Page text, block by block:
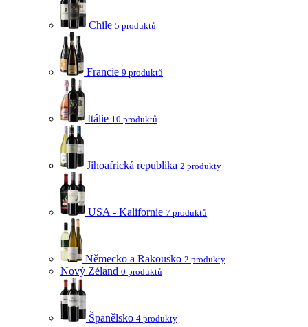
Chile 5 produktů
Francie 9 produktů
Itálie 10 produktů
Jihoafrická republika 2 produkty
USA - Kalifornie 7 produktů
Německo a Rakousko 2 produkty
Nový Zéland 0 produktů
Španělsko 4 produkty